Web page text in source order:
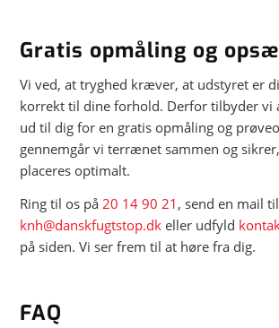
Gratis opmåling og
Vi ved, at tryghed kræver, at udstyret er
korrekt til dine forhold. Derfor tilbyder vi
ud til dig for en gratis opmåling og
gennemgår vi terrænet sammen og
placeres optimalt.
Ring til os på 20 14 90 21 , send en mail til
knh@danskfugtstop.dk eller udfyld
på siden. Vi ser frem til at høre fra dig.
FAQ